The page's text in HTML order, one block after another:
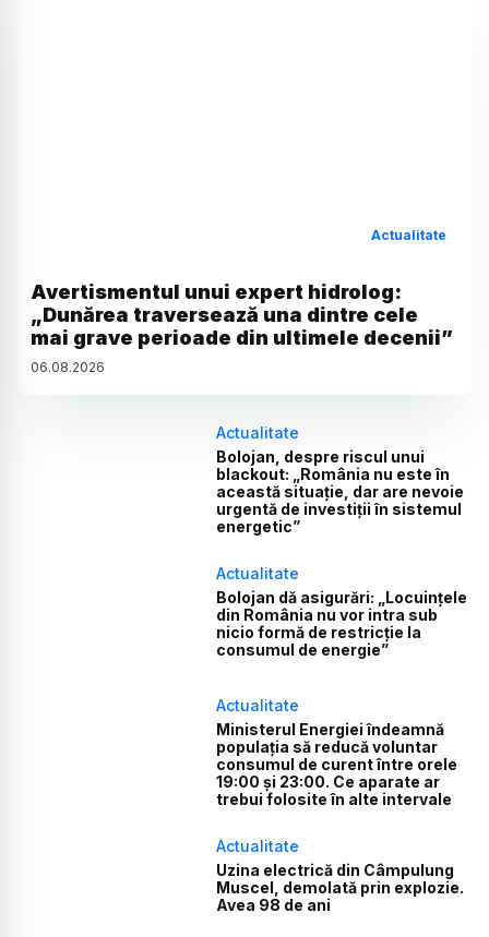
Actualitate
Avertismentul unui expert hidrolog:
„Dunărea traversează una dintre cele
mai grave perioade din ultimele decenii”
06.08.2026
Actualitate
Bolojan, despre riscul unui
blackout: „România nu este în
această situație, dar are nevoie
urgentă de investiții în sistemul
energetic”
Actualitate
Bolojan dă asigurări: „Locuințele
din România nu vor intra sub
nicio formă de restricție la
consumul de energie”
Actualitate
Ministerul Energiei îndeamnă
populația să reducă voluntar
consumul de curent între orele
19:00 și 23:00. Ce aparate ar
trebui folosite în alte intervale
Actualitate
Uzina electrică din Câmpulung
Muscel, demolată prin explozie.
Avea 98 de ani